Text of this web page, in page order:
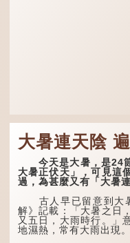
大暑連天陰
今天是大暑，是24節
大暑正伏天」，可見這
過，為甚麼又有「大暑
古人早已留意到大暑
解》記載：「大暑之日
又五日，大雨時行。」
地濕熱，常有大雨出現。